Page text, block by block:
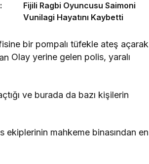
Fijili Ragbi Oyuncusu Saimoni
Vunilagi Hayatını Kaybetti
bir pompalı tüfekle ateş açarak
Olay yerine gelen polis, yaralı
ve burada da bazı kişilerin
mahkeme binasından en